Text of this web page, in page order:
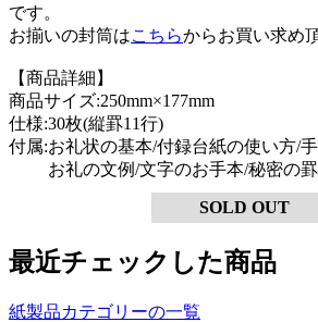
です。
お揃いの封筒はこちらからお買い求め
【商品詳細】
商品サイズ:250mm×177mm
仕様:30枚(縦罫11行)
付属:お礼状の基本/付録台紙の使い方/
お礼の文例/文字のお手本/秘密の罫
SOLD OUT
最近チェックした商品
紙製品カテゴリーの一覧